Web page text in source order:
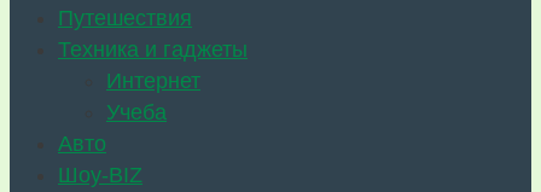
Путешествия
Техника и гаджеты
Интернет
Учеба
Авто
Шоу-BIZ